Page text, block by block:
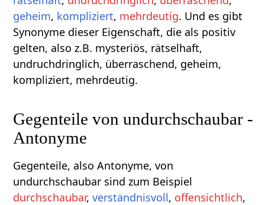
geheim, kompliziert, mehrdeutig. Und es gibt
Synonyme dieser Eigenschaft, die als positiv
gelten, also z.B. mysteriös, rätselhaft,
undruchdringlich, überraschend, geheim,
kompliziert, mehrdeutig.
Gegenteile von undurchschaubar -
Antonyme
Gegenteile, also Antonyme, von
undurchschaubar sind zum Beispiel
durchschaubar,verständnisvoll, offensichtlich,